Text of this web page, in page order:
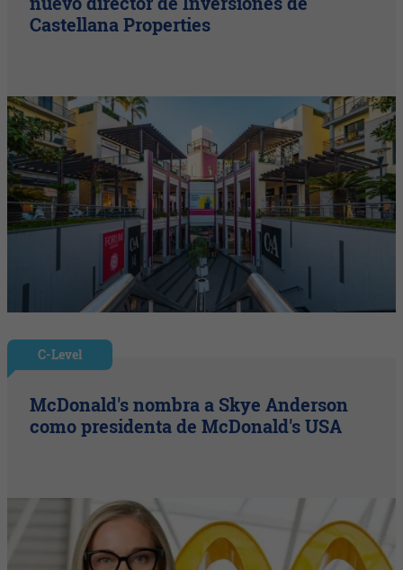
Castellana Properties
C-Level
McDonald's nombra a Skye Anderson
como presidenta de McDonald's USA